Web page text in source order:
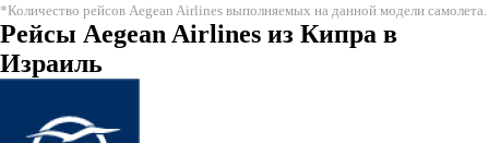
*Количество рейсов Aegean Airlines выполняемых на данной модели самолета.
Рейсы Aegean Airlines из Кипра в
Израиль